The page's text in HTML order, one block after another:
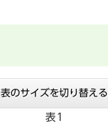
表のサイズを切り替える
表1